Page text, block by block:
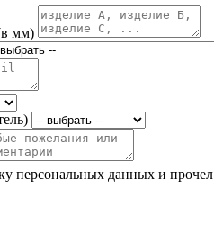
мм)
персональных данных и прочел